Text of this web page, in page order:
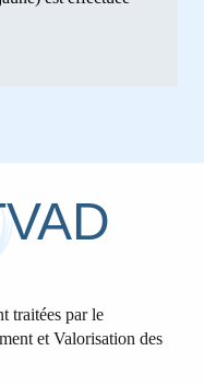
traitées par le
et Valorisation des